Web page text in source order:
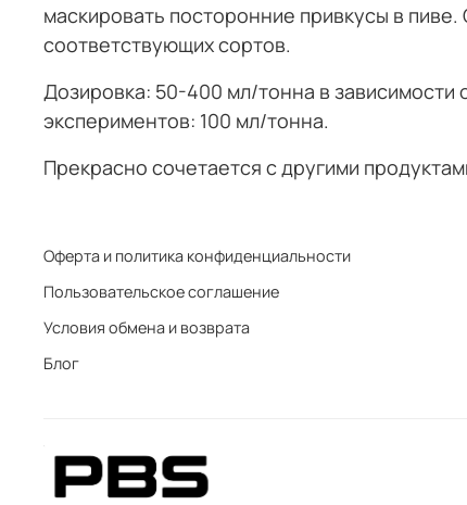
маскировать посторонние привкусы в пиве.
соответствующих сортов.
Дозировка: 50-400 мл/тонна в зависимости
экспериментов: 100 мл/тонна.
Прекрасно сочетается с другими
Оферта и политика конфиденциальности
Пользовательское соглашение
Условия обмена и возврата
Блог